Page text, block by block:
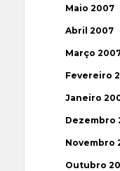
Maio 2007
Abril 2007
Março
Fevereiro
Janeiro
Dezembro
Novembro
Outubro